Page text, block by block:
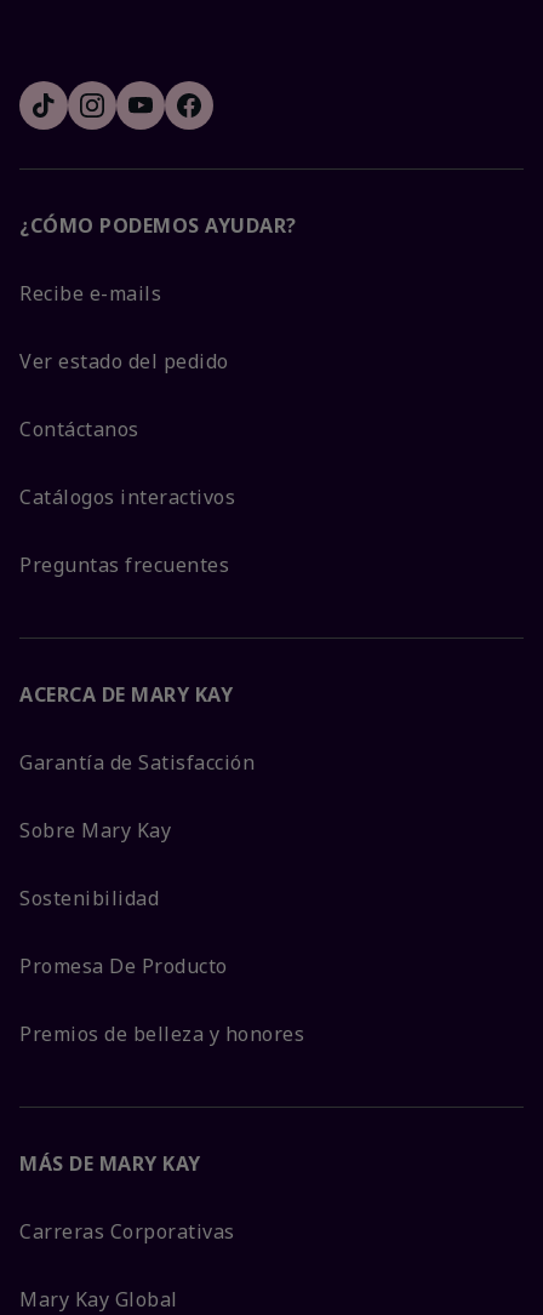
¿CÓMO PODEMOS AYUDAR?
Recibe e-mails
Ver estado del pedido
Contáctanos
Catálogos interactivos
Preguntas frecuentes
ACERCA DE MARY KAY
Garantía de Satisfacción
Sobre Mary Kay
Sostenibilidad
Promesa De Producto
Premios de belleza y honores
MÁS DE MARY KAY
Carreras Corporativas
Mary Kay Global